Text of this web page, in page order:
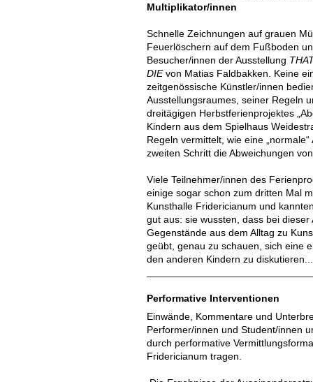
Multiplikator/innen
Schnelle Zeichnungen auf grauen
Feuerlöschern auf dem Fußboden
Besucher/innen der Ausstellung
DIEvon Matias Faldbakken. Keine
zeitgenössische Künstler/innen
Ausstellungsraumes, seiner Regeln
dreitägigen Herbstferienprojektes
Kindern aus dem Spielhaus
Regeln vermittelt, wie eine
zweiten Schritt die Abweichungen
Viele Teilnehmer/innen des
einige sogar schon zum dritten Mal
Kunsthalle Fridericianum und
gut aus: sie wussten, dass bei
Gegenstände aus dem Alltag zu
geübt, genau zu schauen, sich eine
den anderen Kindern zu
Performative Interventionen
Einwände, Kommentare und
Performer/innen und Student/innen
durch performative
Fridericianum tragen.